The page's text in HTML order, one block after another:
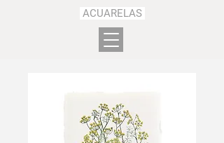
ACUARELAS